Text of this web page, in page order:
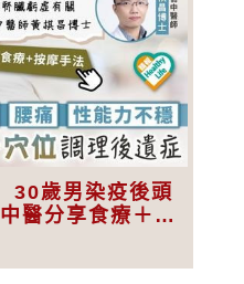
歲男染疫後頭
醫分享食療＋穴